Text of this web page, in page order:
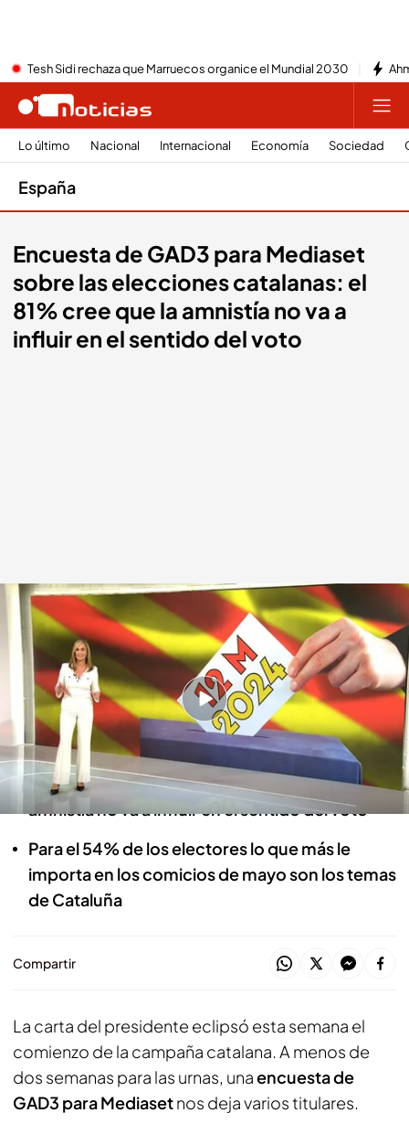
Tesh Sidi rechaza que Marruecos organice el Mundial 2030
Lo último Nacional Internacional Economía Sociedad
España
Encuesta de GAD3 para Mediaset
sobre las elecciones catalanas: el
81% cree que la amnistía no va a
influir en el sentido del voto
Encuesta de GAD3 para Mediaset sobre las elecciones catalanas
Redacción digital Noticias Cuatro
27 ABR 2024 - 14:53h.
GAD3 ha realizado una encuesta para Mediaset
sobre las elecciones catalanas
El 81% de los encuestados ha confesado que la
amnistía no va a influir en el sentido del voto
Para el 54% de los electores lo que más le
importa en los comicios de mayo son los temas
de Cataluña
Compartir
La carta del presidente eclipsó esta semana el
comienzo de la campaña catalana. A menos de
dos semanas para las urnas, unaencuesta de
GAD3 para Mediasetnos deja varios titulares.